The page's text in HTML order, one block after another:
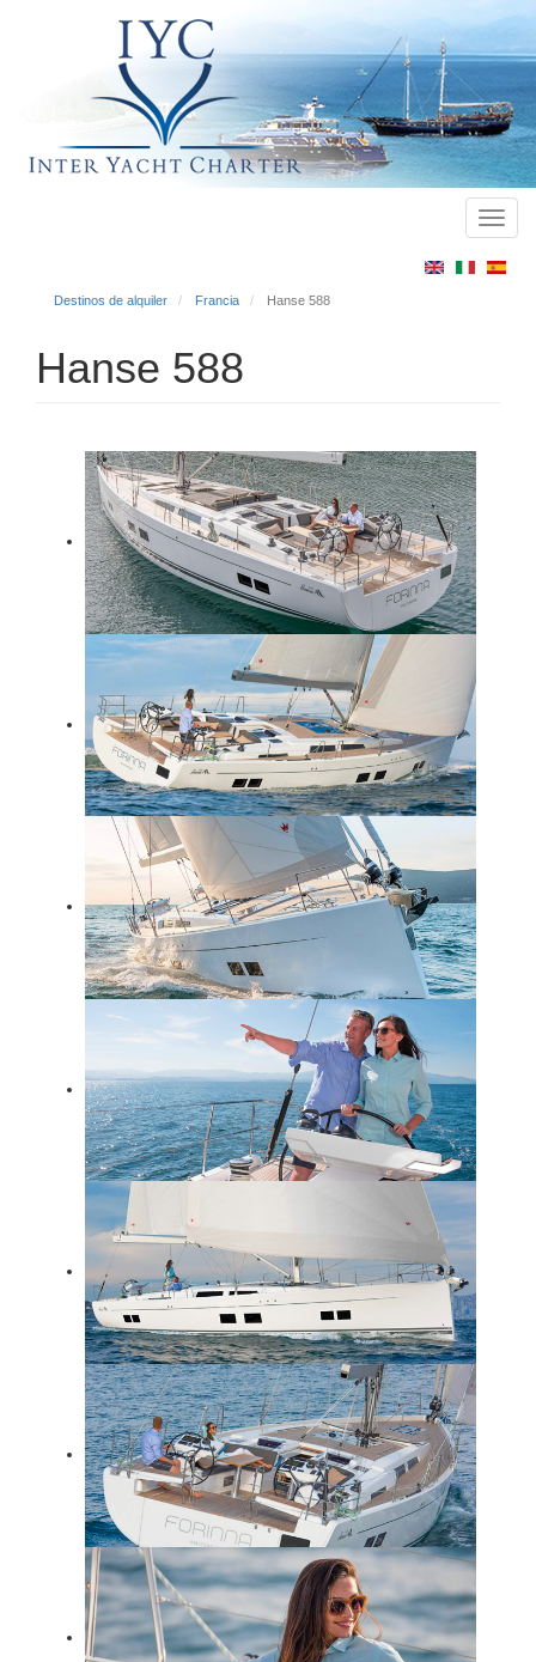
Destinos de alquiler Francia Hanse 588
Hanse 588